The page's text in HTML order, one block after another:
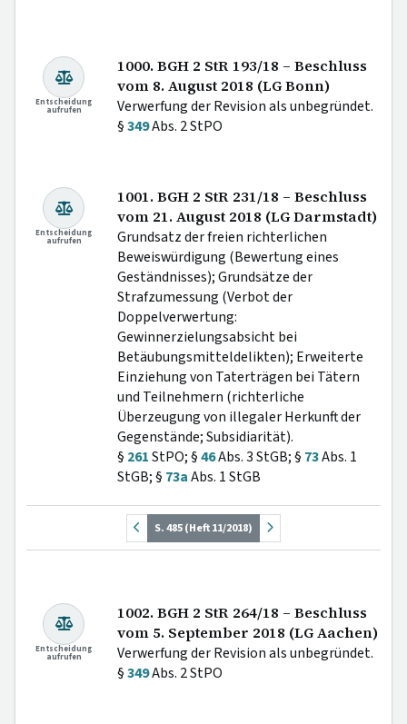
Entscheidung
aufrufen
1000. BGH 2 StR 193/18 – Beschluss
vom 8. August 2018 (LG Bonn)
Verwerfung der Revision als unbegründet.
§349Abs. 2 StPO
Entscheidung
aufrufen
1001. BGH 2 StR 231/18 – Beschluss
vom 21. August 2018 (LG Darmstadt)
Grundsatz der freien richterlichen
Beweiswürdigung (Bewertung eines
Geständnisses); Grundsätze der
Strafzumessung (Verbot der
Doppelverwertung:
Gewinnerzielungsabsicht bei
Betäubungsmitteldelikten); Erweiterte
Einziehung von Taterträgen bei Tätern
und Teilnehmern (richterliche
Überzeugung von illegaler Herkunft der
Gegenstände; Subsidiarität).
§ 261StPO; §46Abs. 3 StGB; § 73Abs. 1
StGB; § 73aAbs. 1 StGB
S. 485 (Heft 11/2018)
Entscheidung
aufrufen
1002. BGH 2 StR 264/18 – Beschluss
vom 5. September 2018 (LG Aachen)
Verwerfung der Revision als unbegründet.
§349Abs. 2 StPO